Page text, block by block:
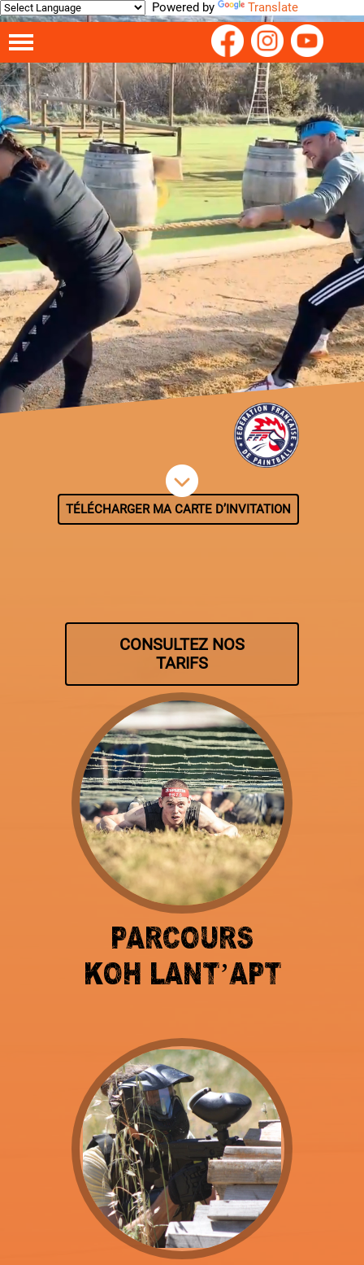
Powered by Translate
TÉLÉCHARGER MA CARTE D’INVITATION
CONSULTEZ NOS
TARIFS
PARCOURS
KOH LANT’APT